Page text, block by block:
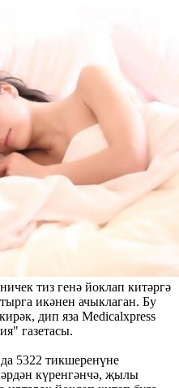
тиз генә йоклап китәргә
икәнен ачыклаган. Бу
дип яза Medicalxpress
газетасы.
5322 тикшеренүне
күренгәнчә, җылы